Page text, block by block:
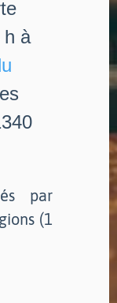
h à
par
(1